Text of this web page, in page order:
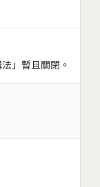
」暫且關閉。